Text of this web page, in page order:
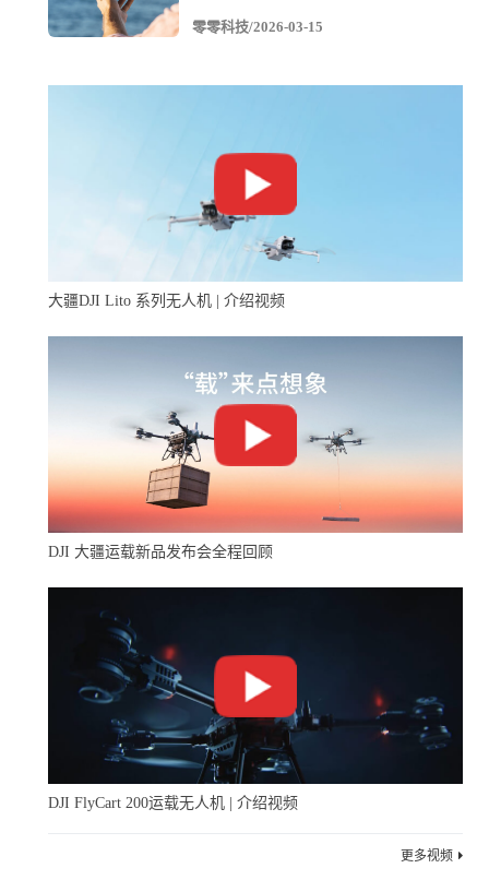
零零科技/2026-03-15
大疆DJI Lito 系列无人机 | 介绍视频
DJI 大疆运载新品发布会全程回顾
DJI FlyCart 200运载无人机 | 介绍视频
更多视频